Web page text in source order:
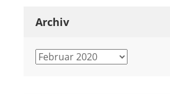
Archiv
Archiv